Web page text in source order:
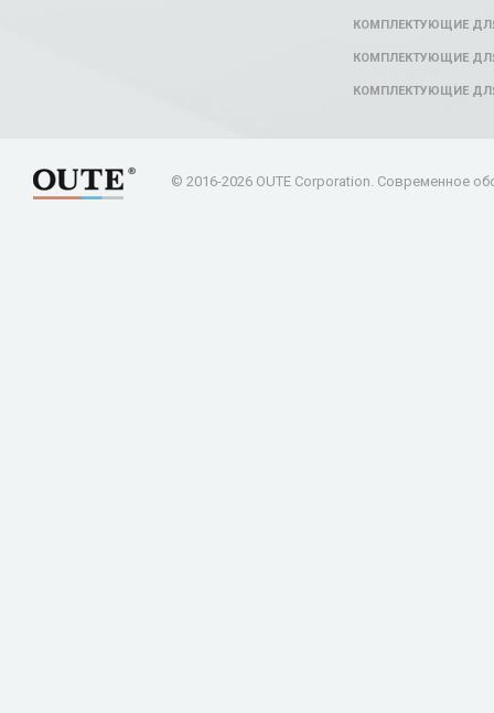
КОМПЛЕКТУЮЩИЕ
КОМПЛЕКТУЮЩИЕ
КОМПЛЕКТУЮЩИЕ
© 2016-2026 OUTE Corporation. Современное